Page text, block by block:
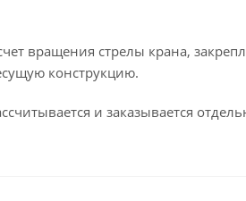
вращения стрелы крана,
конструкцию.
и заказывается